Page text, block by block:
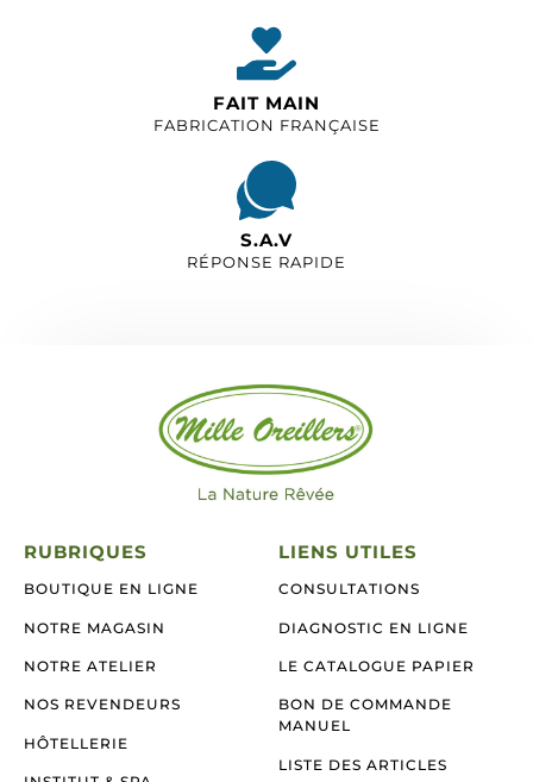
FAIT MAIN
FABRICATION FRANÇAISE
S.A.V
RÉPONSE RAPIDE
RUBRIQUES
BOUTIQUE EN LIGNE
NOTRE MAGASIN
NOTRE ATELIER
NOS REVENDEURS
HÔTELLERIE
LIENS UTILES
CONSULTATIONS
DIAGNOSTIC EN LIGNE
LE CATALOGUE PAPIER
BON DE COMMANDE
MANUEL
LISTE DES ARTICLES